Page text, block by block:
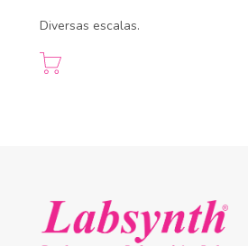
Diversas escalas.